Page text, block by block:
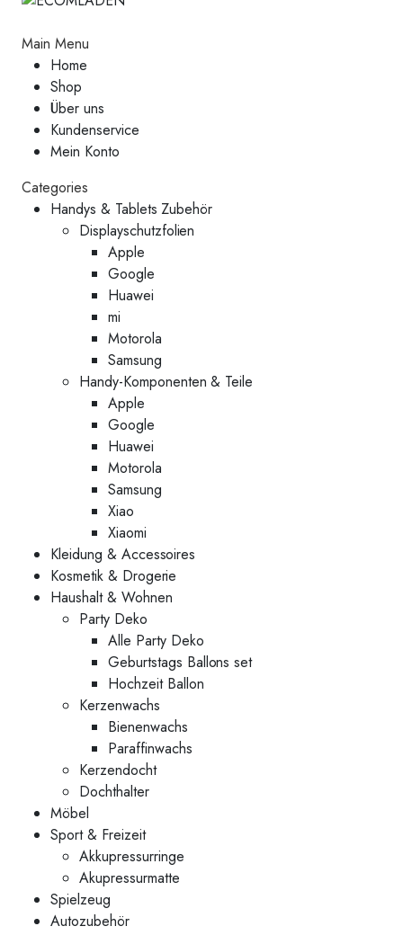
Main Menu
Home
Shop
Über uns
Kundenservice
Mein Konto
Categories
Handys & Tablets Zubehör
Displayschutzfolien
Apple
Google
Huawei
mi
Motorola
Samsung
Handy-Komponenten & Teile
Apple
Google
Huawei
Motorola
Samsung
Xiao
Xiaomi
Kleidung & Accessoires
Kosmetik & Drogerie
Haushalt & Wohnen
Party Deko
Alle Party Deko
Geburtstags Ballons set
Hochzeit Ballon
Kerzenwachs
Bienenwachs
Paraffinwachs
Kerzendocht
Dochthalter
Möbel
Sport & Freizeit
Akkupressurringe
Akupressurmatte
Spielzeug
Autozubehör